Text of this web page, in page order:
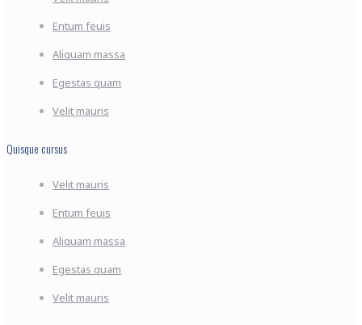
Entum feuis
Aliquam massa
Egestas quam
Velit mauris
Quisque cursus
Velit mauris
Entum feuis
Aliquam massa
Egestas quam
Velit mauris